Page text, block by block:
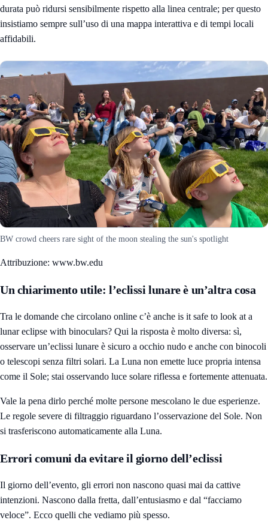
durata può ridursi sensibilmente rispetto alla linea centrale; per questo
insistiamo sempre sull’uso di una mappa interattiva e di tempi locali
affidabili.
BW crowd cheers rare sight of the moon stealing the sun's spotlight
Attribuzione: www.bw.edu
Un chiarimento utile: l’eclissi lunare è un’altra cosa
Tra le domande che circolano online c’è anche is it safe to look at a
lunar eclipse with binoculars? Qui la risposta è molto diversa: sì,
osservare un’eclissi lunare è sicuro a occhio nudo e anche con binocoli
o telescopi senza filtri solari. La Luna non emette luce propria intensa
come il Sole; stai osservando luce solare riflessa e fortemente attenuata.
Vale la pena dirlo perché molte persone mescolano le due esperienze.
Le regole severe di filtraggio riguardano l’osservazione del Sole. Non
si trasferiscono automaticamente alla Luna.
Errori comuni da evitare il giorno dell’eclissi
Il giorno dell’evento, gli errori non nascono quasi mai da cattive
intenzioni. Nascono dalla fretta, dall’entusiasmo e dal “facciamo
veloce”. Ecco quelli che vediamo più spesso.